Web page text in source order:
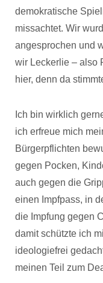
demokratische
missachtet. Wir
angesprochen und
wir Leckerlie – also
hier, denn da
Ich bin wirklich
ich erfreue mich
Bürgerpflichten
gegen Pocken,
auch gegen die
einen Impfpass, in
die Impfung gegen
damit schützte ich
ideologiefrei
meinen Teil zum